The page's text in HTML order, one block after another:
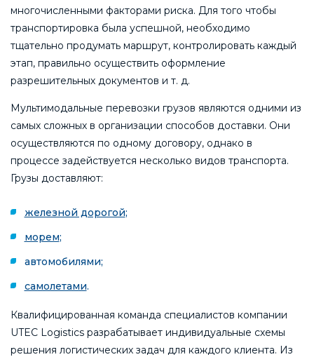
многочисленными факторами риска. Для того чтобы
транспортировка была успешной, необходимо
тщательно продумать маршрут, контролировать каждый
этап, правильно осуществить оформление
разрешительных документов и т. д.
Мультимодальные перевозки грузов являются одними из
самых сложных в организации способов доставки. Они
осуществляются по одному договору, однако в
процессе задействуется несколько видов транспорта.
Грузы доставляют:
железной дорогой;
морем;
автомобилями;
самолетами.
Квалифицированная команда специалистов компании
UTEC Logistics разрабатывает индивидуальные схемы
решения логистических задач для каждого клиента. Из